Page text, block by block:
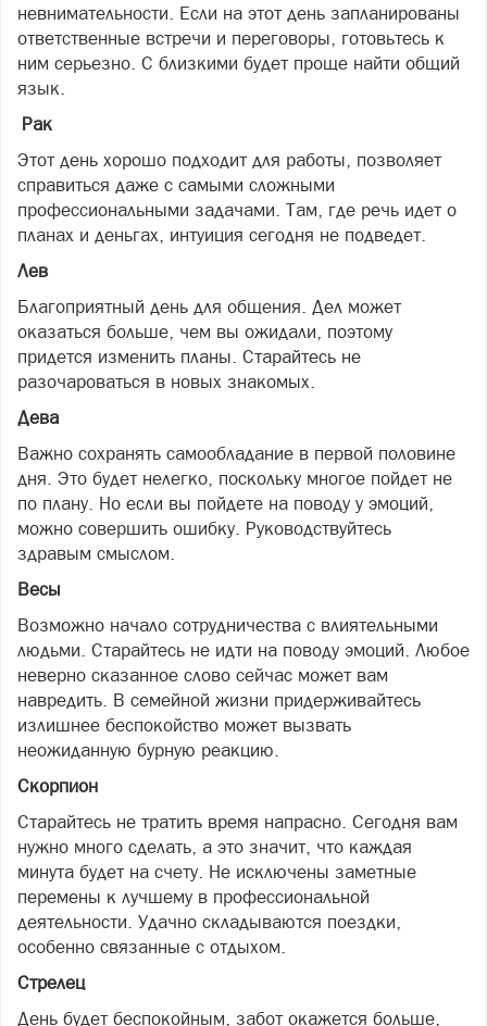
невнимательности. Если на этот день запланированы
ответственные встречи и переговоры, готовьтесь к
ним серьезно. С близкими будет проще найти общий
язык.
Рак
Этот день хорошо подходит для работы, позволяет
справиться даже с самыми сложными
профессиональными задачами. Там, где речь идет о
планах и деньгах, интуиция сегодня не подведет.
Лев
Благоприятный день для общения. Дел может
оказаться больше, чем вы ожидали, поэтому
придется изменить планы. Старайтесь не
разочароваться в новых знакомых.
Дева
Важно сохранять самообладание в первой половине
дня. Это будет нелегко, поскольку многое пойдет не
по плану. Но если вы пойдете на поводу у эмоций,
можно совершить ошибку. Руководствуйтесь
здравым смыслом.
Весы
Возможно начало сотрудничества с влиятельными
людьми. Старайтесь не идти на поводу эмоций. Любое
неверно сказанное слово сейчас может вам
навредить. В семейной жизни придерживайтесь
излишнее беспокойство может вызвать
неожиданную бурную реакцию.
Скорпион
Старайтесь не тратить время напрасно. Сегодня вам
нужно много сделать, а это значит, что каждая
минута будет на счету. Не исключены заметные
перемены к лучшему в профессиональной
деятельности. Удачно складываются поездки,
особенно связанные с отдыхом.
Стрелец
День будет беспокойным, забот окажется больше,